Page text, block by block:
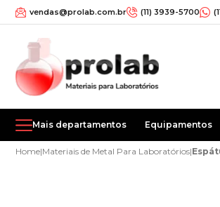
vendas@prolab.com.br (11) 3939-5700
Mais departamentos Equipamentos
Home|Materiais de Metal Para Laboratórios|